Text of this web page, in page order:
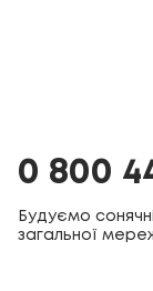
0 800
Будуємо
загальної